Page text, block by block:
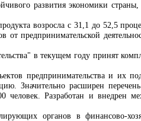
развития экономики
возросла с 31,1 до 52,5
предпринимательской
в текущем году принят
предпринимательства и их
Значительно расширен
человек. Разработан и внедрен
органов в финансово-